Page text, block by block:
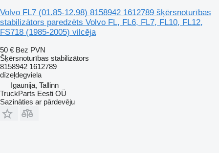
Volvo FL7 (01.85-12.98) 8158942 1612789 šķērsnoturības
stabilizātors paredzēts Volvo FL, FL6, FL7, FL10, FL12,
FS718 (1985-2005) vilcēja
50 € Bez PVN
Šķērsnoturības stabilizātors
8158942 1612789
dīzeļdegviela
Igaunija, Tallinn
TruckParts Eesti OÜ
Sazināties ar pārdevēju